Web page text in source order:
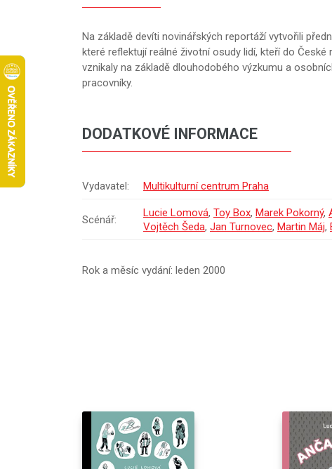
Na základě devíti novinářských reportáží vytvořili
které reflektují reálné životní osudy lidí, kteří do České
vznikaly na základě dlouhodobého výzkumu a
pracovníky.
DODATKOVÉ INFORMACE
Vydavatel: Multikulturní centrum Praha
Scénář:
Lucie Lomová, Toy Box, Marek Pokorný,
Vojtěch Šeda, Jan Turnovec, Martin Máj,
Rok a měsíc vydání: leden 2000